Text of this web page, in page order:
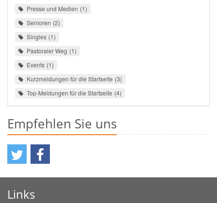
Presse und Medien 1
Senioren 2
Singles 1
Pastoraler Weg 1
Events 1
Kurzmeldungen für die Startseite 3
Top-Meldungen für die Startseite 4
Empfehlen Sie uns
Links